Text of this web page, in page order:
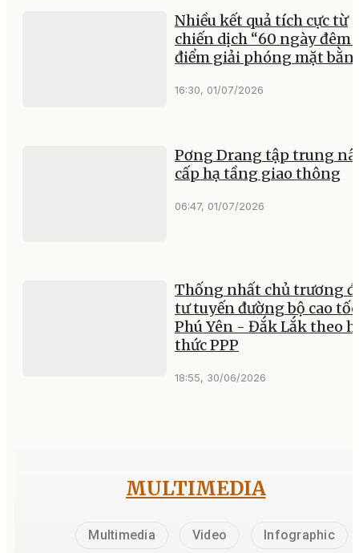
Nhiều kết quả tích cực từ
chiến dịch “60 ngày đêm
điểm giải phóng mặt
16:30, 01/07/2026
Pơng Drang tập trung
cấp hạ tầng giao thông
06:47, 01/07/2026
Thống nhất chủ trương
tư tuyến đường bộ cao tốc
Phú Yên - Đắk Lắk theo
thức PPP
18:55, 30/06/2026
MULTIMEDIA
Multimedia Video Infographic